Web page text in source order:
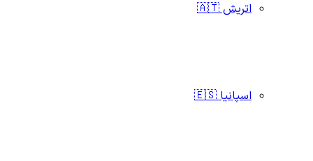
اتریش 🇦🇹
اسپانیا 🇪🇸